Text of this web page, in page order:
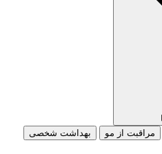
مراقبت از مو
بهداشت شخصی